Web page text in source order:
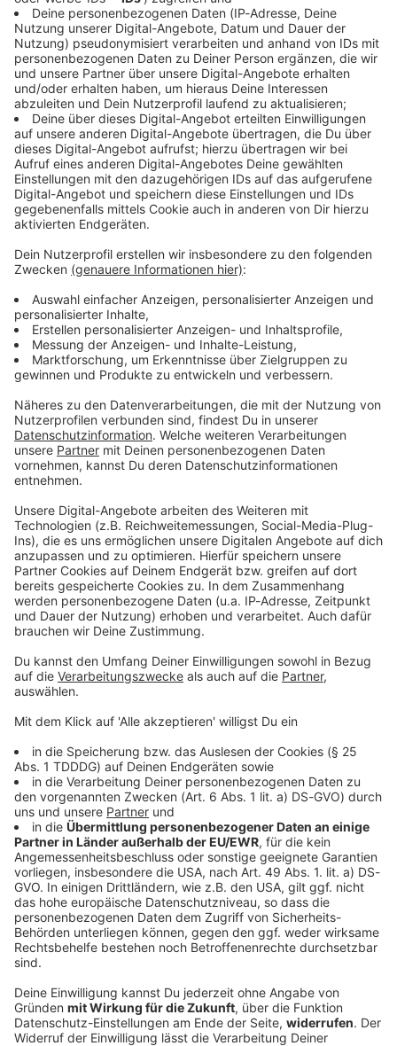
Abspielen
Songs automatisch abspielen
Titel überspringen
Die aktuelle Top 10 zum Nachlesen
Eure aktuellen ROCK ANTENNE BayernTop 10 der Woche
könnt ihr immer an dieser Stelle nachlesen.Natürlich NACH
der Ausstrahlung am Sonntag, - wir wollen ja niemandem
den Spaß verderben. ;-) Das heißt: Die neuen Platzierungen
gibt es immer sonntags ab 18.00 Uhr hier. Radio an und viel
Spaß!
P.S.: Die neuesten und heißesten nationalen und
internationalen Bands hört ihr rund um die Uhr im
kostenlosen ROCK ANTENNE Bayern Young & Home Stars
Stream, unserem Newcomer Radio. Hört mal rein!
EURE TOP 10 DER WOCHE
01.Kissin' Dynamite -"Glory Days"
03.Takida -"Everythings Wasted"
04.Nevertel -"Otherside"
06. Sinner -"Leave It All Behind"
07. Moon Shot -"False Heroes"
08.Nothing But Thieves - "Evolution"
09. Nickelback -"Rattle The Cage"
10. Papa Roach feat. Humankind - "See U In Hell"
So gehts
Die Top 10 der Woche ermitteln wir mit unserem Songvoting.
Die Teilnahme an derMusikumfrage ist freiwillig und
kostenlos , um jedoch Betrug vorzubeugen und ein
authentisches Ergebnis zu gewährleisten, ist ein Log In
erforderlich. Alle Infos zu Registrierung und Datenschutz
findet ihr unterDatenschutz .
Kostenlos & einfach bei ROCK ANTENNE Bayern